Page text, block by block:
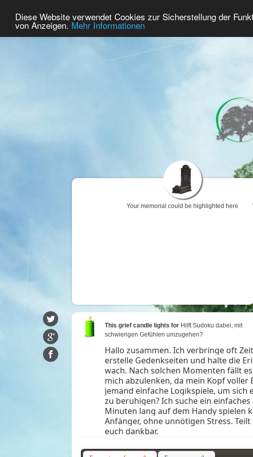
Diese Website verwendet Cookies zur Sicherstellung der
von Anzeigen. Mehr Informationen
Home Premium Commemorate
Your memorial could be highlighted here
This grief candle lights for Hilft Sudoku dabei, mit
schwierigen Gefühlen umzugehen?
Hallo zusammen. Ich verbringe oft
erstelle Gedenkseiten und halte die
wach. Nach solchen Momenten fällt
mich abzulenken, da mein Kopf
jemand einfache Logikspiele, um sich
zu beruhigen? Ich suche ein
Minuten lang auf dem Handy spielen
Anfänger, ohne unnötigen Stress.
euch dankbar.